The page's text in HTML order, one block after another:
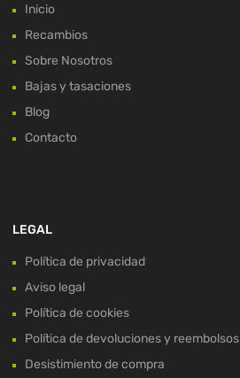
Inicio
Recambios
Sobre Nosotros
Bajas y tasaciones
Blog
Contacto
LEGAL
Política de privacidad
Aviso legal
Política de cookies
Política de devoluciones y reembolsos
Desistimiento de compra